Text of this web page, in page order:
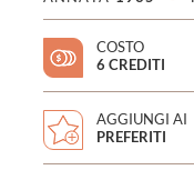
COSTO
6 CREDITI
AGGIUNGI AI
PREFERITI